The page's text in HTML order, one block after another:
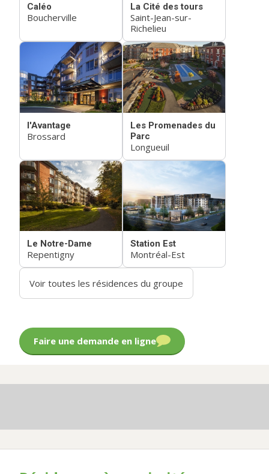
Caléo
Boucherville
La Cité des tours
Saint-Jean-sur-
Richelieu
l'Avantage
Brossard
Les Promenades du
Parc
Longueuil
Le Notre-Dame
Repentigny
Station Est
Montréal-Est
Voir toutes les résidences du groupe
Faire une demande en ligne